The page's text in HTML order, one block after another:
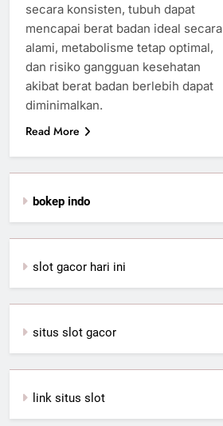
secara konsisten, tubuh dapat
mencapai berat badan ideal secara
alami, metabolisme tetap optimal,
dan risiko gangguan kesehatan
akibat berat badan berlebih dapat
diminimalkan.
Read More
bokep indo
slot gacor hari ini
situs slot gacor
link situs slot